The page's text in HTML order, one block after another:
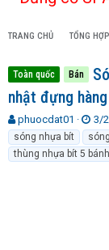
TRANG CHỦ TỔNG HỢP
Toàn quốc Bán
nhật đựng
T
h
r
e
phuocdat01
N
g
à
y
3/
sóng nhựa bít
thùng nhựa bít 5